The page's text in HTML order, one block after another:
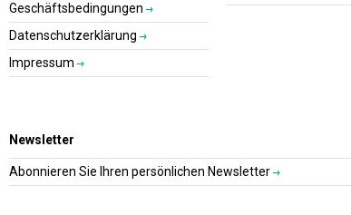
Geschäftsbedingungen
Datenschutzerklärung
Impressum
Newsletter
Abonnieren Sie Ihren persönlichen Newsletter